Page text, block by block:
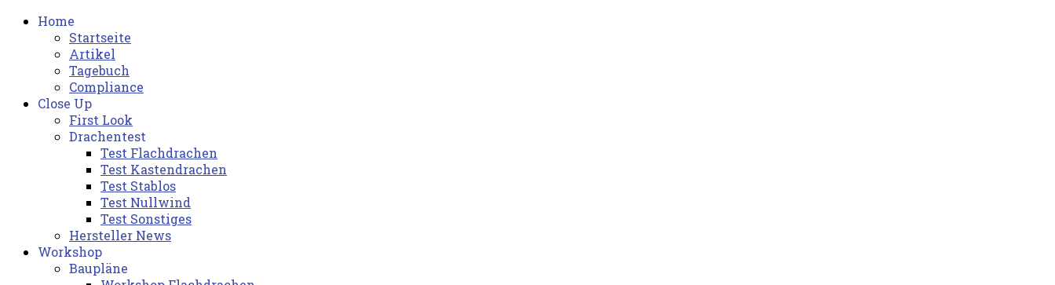
Home
Startseite
Artikel
Tagebuch
Compliance
Close Up
First Look
Drachentest
Test Flachdrachen
Test Kastendrachen
Test Stablos
Test Nullwind
Test Sonstiges
Hersteller News
Workshop
Baupläne